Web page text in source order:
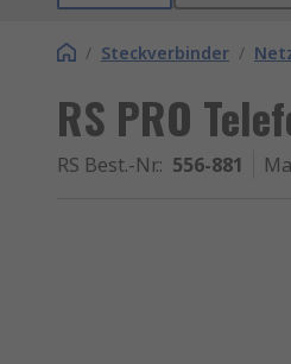
/ Steckverbinder /
RS PRO
RS Best.-Nr.: 556-881